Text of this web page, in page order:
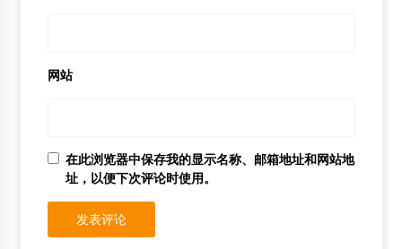
网站
在此浏览器中保存我的显示名称、邮箱地址和网站地
址，以便下次评论时使用。